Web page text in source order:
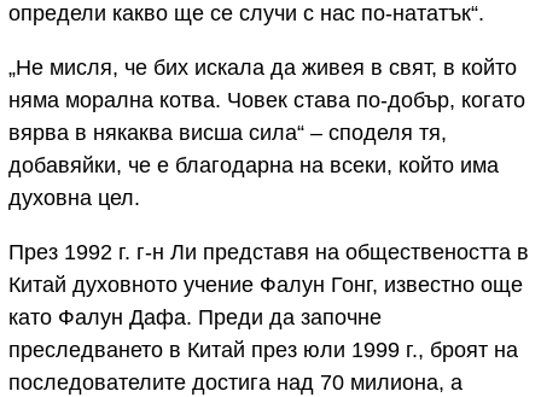
определи какво ще се случи с нас по-нататък“.
„Не мисля, че бих искала да живея в свят, в който
няма морална котва. Човек става по-добър, когато
вярва в някаква висша сила“ – споделя тя,
добавяйки, че е благодарна на всеки, който има
духовна цел.
През 1992 г. г-н Ли представя на обществеността в
Китай духовното учение Фалун Гонг, известно още
като Фалун Дафа. Преди да започне
преследването в Китай през юли 1999 г., броят на
последователите достига над 70 милиона, а